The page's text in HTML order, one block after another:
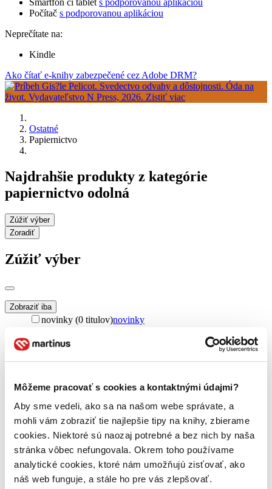
Môžeme pracovať s cookies a kontaktnými údajmi?
Aby sme vedeli, ako sa na našom webe správate, a
mohli vám zobraziť tie najlepšie tipy na knihy, zbierame
cookies. Niektoré sú naozaj potrebné a bez nich by naša
stránka vôbec nefungovala. Okrem toho používame
analytické cookies, ktoré nám umožňujú zisťovať, ako
náš web funguje, a stále ho pre vás zlepšovať.
Smartfón či tablet s podporovanou aplikáciou
Počítač s podporovanou aplikáciou
Neprečítate na:
Kindle
Ako čítať e-knihy zabezpečené cez Adobe DRM?
Ostatné
Papiernictvo
Najdrahšie produkty z kategórie
papiernictvo odolná
Zúžiť výber
Zoradiť
Zúžiť výber
Zobraziť iba
novinky (0 titulov)novinky
Dostupnosť
pripravujeme (0 titulov)pripravujeme
dostupná (bez vypredaných) (0 titulov)dostupná (bez
vypredaných)
Nové / čítané
nová (0 titulov)nová
čítaná (0 titulov)čítaná
čítaná - výborný stav
čítaná - mierne opotrebovaná (0 titulov)čítaná - mierne